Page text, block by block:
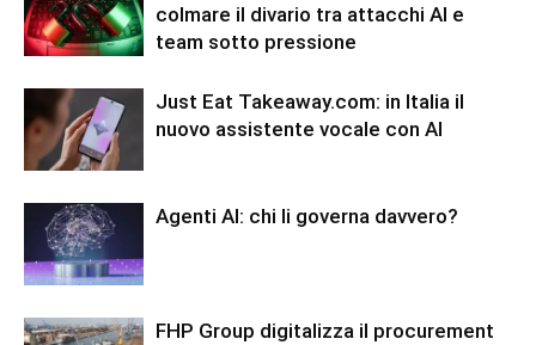
colmare il divario tra attacchi AI e
team sotto pressione
Just Eat Takeaway.com: in Italia il
nuovo assistente vocale con AI
Agenti AI: chi li governa davvero?
FHP Group digitalizza il procurement